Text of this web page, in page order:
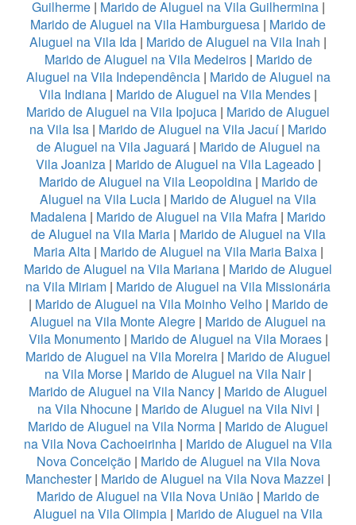
Guilherme| Marido de Aluguel na Vila Guilhermina|
Marido de Aluguel na Vila Hamburguesa | Marido de
Aluguel na Vila Ida | Marido de Aluguel na Vila Inah |
Marido de Aluguel na Vila Medeiros| Marido de
Aluguel na Vila Independência| Marido de Aluguel na
Vila Indiana | Marido de Aluguel na Vila Mendes |
Marido de Aluguel na Vila Ipojuca | Marido de Aluguel
na Vila Isa | Marido de Aluguel na Vila Jacuí| Marido
de Aluguel na Vila Jaguará| Marido de Aluguel na
Vila Joaniza| Marido de Aluguel na Vila Lageado|
Marido de Aluguel na Vila Leopoldina| Marido de
Aluguel na Vila Lucia | Marido de Aluguel na Vila
Madalena | Marido de Aluguel na Vila Mafra | Marido
de Aluguel na Vila Maria| Marido de Aluguel na Vila
Maria Alta| Marido de Aluguel na Vila Maria Baixa|
Marido de Aluguel na Vila Mariana | Marido de Aluguel
na Vila Miriam | Marido de Aluguel na Vila Missionária
| Marido de Aluguel na Vila Moinho Velho| Marido de
Aluguel na Vila Monte Alegre | Marido de Aluguel na
Vila Monumento| Marido de Aluguel na Vila Moraes|
Marido de Aluguel na Vila Moreira | Marido de Aluguel
na Vila Morse | Marido de Aluguel na Vila Nair|
Marido de Aluguel na Vila Nancy | Marido de Aluguel
na Vila Nhocune| Marido de Aluguel na Vila Nivi |
Marido de Aluguel na Vila Norma | Marido de Aluguel
na Vila Nova Cachoeirinha | Marido de Aluguel na Vila
Nova Conceição| Marido de Aluguel na Vila Nova
Manchester| Marido de Aluguel na Vila Nova Mazzei |
Marido de Aluguel na Vila Nova União | Marido de
Aluguel na Vila Olimpia | Marido de Aluguel na Vila